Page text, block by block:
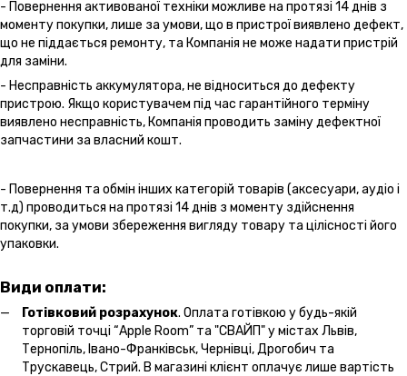
- Повернення активованої техніки можливе на протязі 14 днів з
моменту покупки, лише за умови, що в пристрої виявлено дефект,
що не піддається ремонту, та Компанія не може надати пристрій
для заміни.
- Несправність аккумулятора, не відноситься до дефекту
пристрою. Якщо користувачем під час гарантійного терміну
виявлено несправність, Компанія проводить заміну дефектної
запчастини за власний кошт.
- Повернення та обмін інших категорій товарів (аксесуари, аудіо і
т.д) проводиться на протязі 14 днів з моменту здійснення
покупки, за умови збереження вигляду товару та цілісності його
упаковки.
Види оплати:
Готівковий розрахунок. Оплата готівкою у будь-якій
торговій точці “Apple Room” та "СВАЙП" у містах Львів,
Тернопіль, Івано-Франківськ, Чернівці, Дрогобич та
Трускавець, Стрий. В магазині клієнт оплачує лише вартість